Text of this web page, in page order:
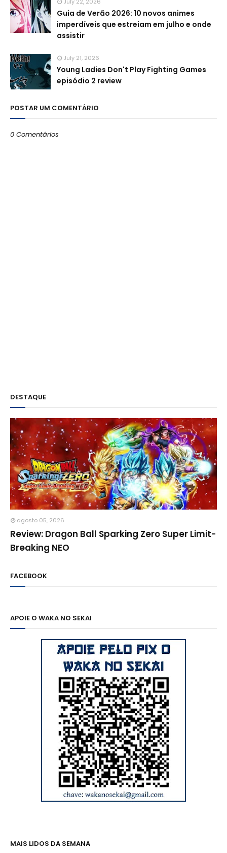
Guia de Verão 2026: 10 novos animes
imperdíveis que estreiam em julho e onde
assistir
July 21, 2026
Young Ladies Don't Play Fighting Games
episódio 2 review
POSTAR UM COMENTÁRIO
0 Comentários
DESTAQUE
agosto 05, 2026
Review: Dragon Ball Sparking Zero Super Limit-
Breaking NEO
FACEBOOK
APOIE O WAKA NO SEKAI
MAIS LIDOS DA SEMANA